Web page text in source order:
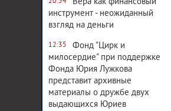
инструмент - неожиданный
взгляд на деньги
12:35
Фонд "Цирк и
милосердие" при поддержке
Фонда Юрия Лужкова
представит архивные
материалы о дружбе двух
выдающихся Юриев